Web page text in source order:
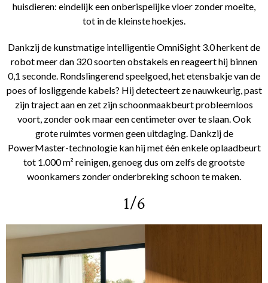
huisdieren: eindelijk een onberispelijke vloer zonder moeite,
tot in de kleinste hoekjes.
Dankzij de kunstmatige intelligentie OmniSight 3.0 herkent de
robot meer dan 320 soorten obstakels en reageert hij binnen
0,1 seconde. Rondslingerend speelgoed, het etensbakje van de
poes of losliggende kabels? Hij detecteert ze nauwkeurig, past
zijn traject aan en zet zijn schoonmaakbeurt probleemloos
voort, zonder ook maar een centimeter over te slaan. Ook
grote ruimtes vormen geen uitdaging. Dankzij de
PowerMaster-technologie kan hij met één enkele oplaadbeurt
tot 1.000 m² reinigen, genoeg dus om zelfs de grootste
woonkamers zonder onderbreking schoon te maken.
1/6